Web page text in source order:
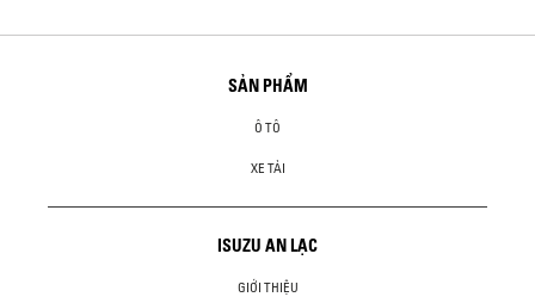
SẢN PHẨM
Ô TÔ
XE TẢI
ISUZU AN LẠC
GIỚI THIỆU